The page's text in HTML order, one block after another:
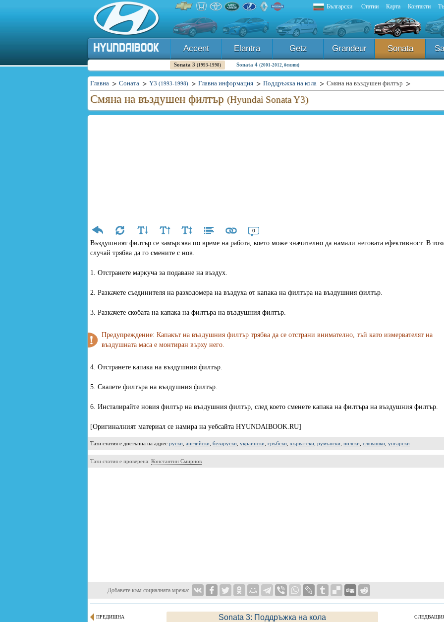
Български Статии Карта Контакти
Accent Elantra Getz Grandeur Sonata
Sonata 3 (1993-1998) Sonata 4 (2001-2012, бензин)
Главна Соната Y3 (1993-1998) Главна информация Поддръжка на кола Смяна на въздушен филтър
Смяна на въздушен филтър (Hyundai Sonata Y3)
0
Въздушният филтър се замърсява по време на работа, което може значително да намали неговата ефективност. В
случай трябва да го смените с нов.
1. Отстранете маркуча за подаване на въздух.
2. Разкачете съединителя на разходомера на въздуха от капака на филтъра на въздушния филтър.
3. Разкачете скобата на капака на филтъра на въздушния филтър.
Предупреждение: Капакът на въздушния филтър трябва да се отстрани внимателно, тъй като измервателят на
въздушната маса е монтиран върху него.
4. Отстранете капака на въздушния филтър.
5. Свалете филтъра на въздушния филтър.
6. Инсталирайте новия филтър на въздушния филтър, след което сменете капака на филтъра на въздушния филтър.
[Оригиналният материал се намира на уебсайта HYUNDAIBOOK.RU]
Тази статия е достъпна на адрес руски английски беларуски украински сръбски хърватски румънски полски словашки унгарски
Тази статия е проверена: Константин Смирнов
Добавете към социалната мрежа:
ПРЕДИШНА Sonata 3: Поддръжка на кола